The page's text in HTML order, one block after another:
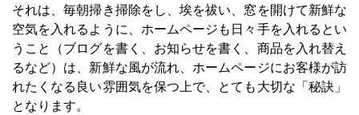
それは、毎朝掃き掃除をし、埃を祓い、窓を開けて新鮮な
空気を入れるように、ホームページも日々手を入れるとい
うこと（ブログを書く、お知らせを書く、商品を入れ替え
るなど）は、新鮮な風が流れ、ホームページにお客様が訪
れたくなる良い雰囲気を保つ上で、とても大切な「秘訣」
となります。